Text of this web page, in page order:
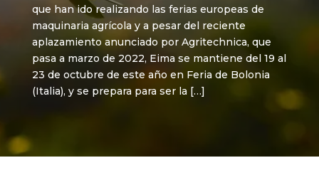
que han ido realizando las ferias europeas de
maquinaria agrícola y a pesar del reciente
aplazamiento anunciado por Agritechnica, que
pasa a marzo de 2022, Eima se mantiene del 19 al
23 de octubre de este año en Feria de Bolonia
(Italia), y se prepara para ser la […]